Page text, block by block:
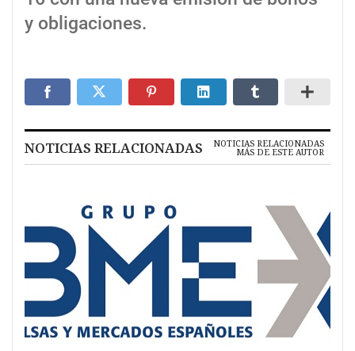
y obligaciones.
NOTICIAS RELACIONADAS NOTICIAS RELACIONADAS
MÁS DE ESTE AUTOR